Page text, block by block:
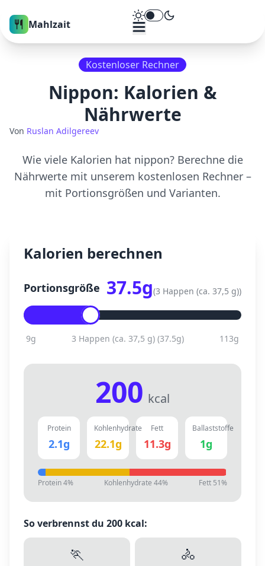
Mahlzait Theme umschalten
Kostenloser Rechner
Nippon: Kalorien &
Nährwerte
Von Ruslan Adilgereev
Wie viele Kalorien hat nippon? Berechne die
Nährwerte mit unserem kostenlosen Rechner –
mit Portionsgrößen und Varianten.
Kalorien berechnen
Portionsgröße 37.5g(3 Happen (ca. 37,5 g))
9g 3 Happen (ca. 37,5 g) (37.5g) 113g
200 kcal
Protein
2.1g
Kohlenhydrate
22.1g
Fett
11.3g
Ballaststoffe
1g
Protein4% Kohlenhydrate 44% Fett 51%
So verbrennst du 200 kcal:
🏃 🚴